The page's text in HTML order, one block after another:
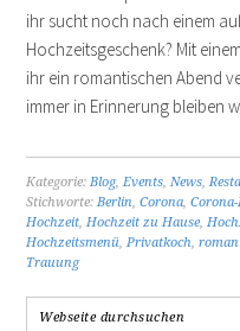
ihr sucht noch nach einem
Hochzeitsgeschenk? Mit einem
ihr ein romantischen Abend
immer in Erinnerung bleiben
Kategorie:Blog,Events,News,
Stichworte:Berlin,Corona,
Hochzeit,Hochzeit zu Hause,
Hochzeitsmenü,Privatkoch,
Trauung